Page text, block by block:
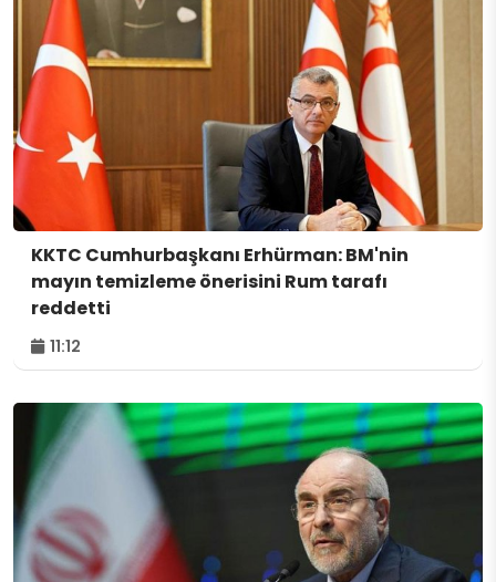
KKTC Cumhurbaşkanı Erhürman: BM'nin
mayın temizleme önerisini Rum tarafı
reddetti
11:12